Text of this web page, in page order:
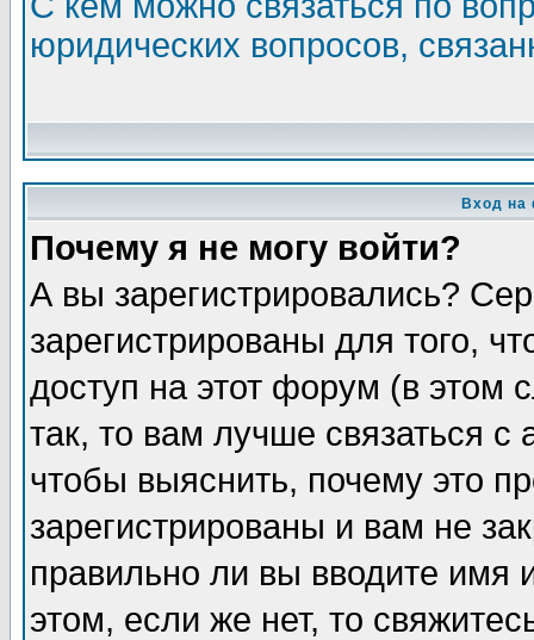
юридических вопросов,
Вход на
Почему я не могу войти?
А вы зарегистрировались?
зарегистрированы для того,
доступ на этот форум (в этом
так, то вам лучше связаться
чтобы выяснить, почему это
зарегистрированы и вам не
правильно ли вы вводите
этом, если же нет, то